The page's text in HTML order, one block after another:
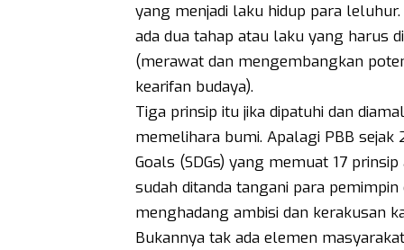
yang menjadi laku hidup para
ada dua tahap atau laku yang harus
(merawat dan mengembangkan
kearifan budaya).
Tiga prinsip itu jika dipatuhi dan
memelihara bumi. Apalagi PBB
Goals (SDGs) yang memuat 17
sudah ditanda tangani para
menghadang ambisi dan kerakusan
Bukannya tak ada elemen